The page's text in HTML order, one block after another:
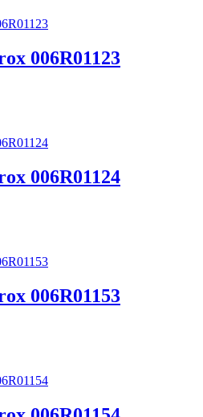
006R01123
006R01124
006R01153